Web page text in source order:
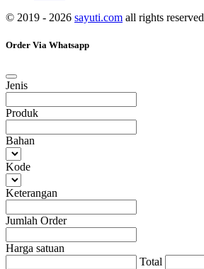
© 2019 - 2026 sayuti.com all rights reserved
Order Via Whatsapp
Jenis
Produk
Bahan
Kode
Keterangan
Jumlah Order
Harga satuan
Total